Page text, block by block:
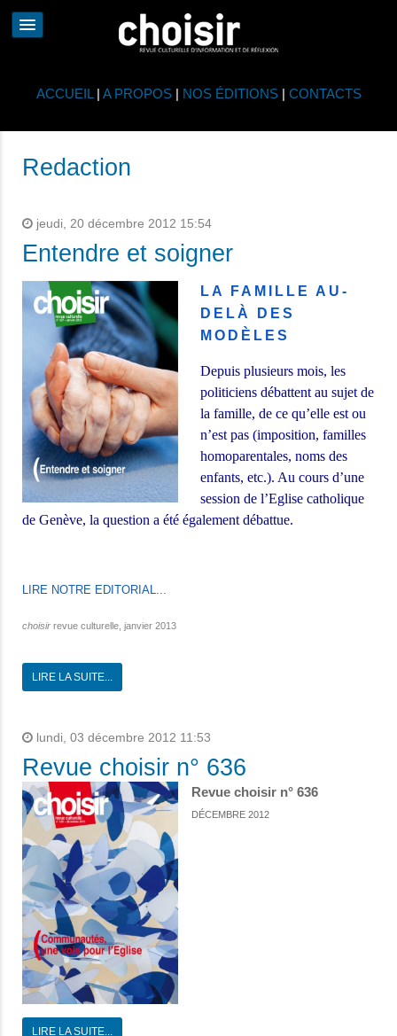
ACCUEIL | A PROPOS| NOS ÉDITIONS| CONTACTS
Redaction
jeudi, 20 décembre 2012 15:54
Entendre et soigner
LA FAMILLE AU-
DELÀ DES
MODÈLES
Depuis plusieurs mois, les
politiciens débattent au sujet de
la famille, de ce qu’elle est ou
n’est pas (imposition, familles
homoparentales, noms des
enfants, etc.). Au cours d’une
session de l’Eglise catholique
de Genève, la question a été également débattue.
LIRE NOTRE EDITORIAL...
choisir revue culturelle, janvier 2013
LIRE LA SUITE...
lundi, 03 décembre 2012 11:53
Revue choisir n° 636
Revue choisir n° 636
DÉCEMBRE 2012
LIRE LA SUITE...